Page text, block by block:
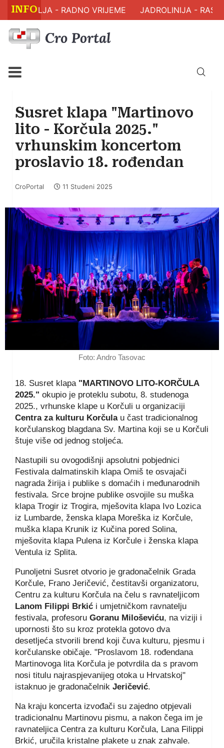
INFO
ZDRAVLJA - RADNO VRIJEME JADROLINIJA -
Susret klapa "Martinovo
lito - Korčula 2025."
vrhunskim koncertom
proslavio 18. rođendan
CroPortal 11 Studeni 2025
Foto: Andro Tasovac
18. Susret klapa "MARTINOVO LITO-KORČULA
2025." okupio je proteklu subotu, 8. studenoga
2025., vrhunske klape u Korčuli u organizaciji
Centra za kulturu Korčulau čast tradicionalnog
korčulanskog blagdana Sv. Martina koji se u Korčuli
štuje više od jednog stoljeća.
Nastupili su ovogodišnji apsolutni pobjednici
Festivala dalmatinskih klapa Omiš te osvajači
nagrada žirija i publike s domaćih i međunarodnih
festivala. Srce brojne publike osvojile su muška
klapa Trogir iz Trogira, mješovita klapa Ivo Lozica
iz Lumbarde, ženska klapa Moreška iz Korčule,
muška klapa Krunik iz Kučina pored Solina,
mješovita klapa Pulena iz Korčule i ženska klapa
Ventula iz Splita.
Punoljetni Susret otvorio je gradonačelnik Grada
Korčule, Frano Jeričević, čestitavši organizatoru,
Centru za kulturu Korčula na čelu s ravnateljicom
Lanom Filippi Brkić i umjetničkom ravnatelju
festivala, profesoru Goranu Miloševiću, na viziji i
upornosti što su kroz protekla gotovo dva
desetljeća stvorili brend koji čuva kulturu, pjesmu i
korčulanske običaje. "Proslavom 18. rođendana
Martinovoga lita Korčula je potvrdila da s pravom
nosi titulu najraspjevanijeg otoka u Hrvatskoj"
istaknuo je gradonačelnik Jeričević.
Na kraju koncerta izvođači su zajedno otpjevali
tradicionalnu Martinovu pismu, a nakon čega im je
ravnateljica Centra za kulturu Korčula, Lana Filippi
Brkić, uručila kristalne plakete u znak zahvale.